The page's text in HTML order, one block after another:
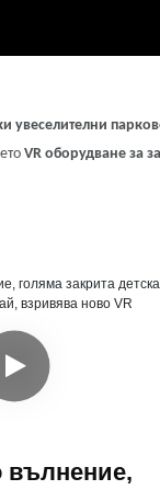
увеселителни
VR оборудване за
вълнение,